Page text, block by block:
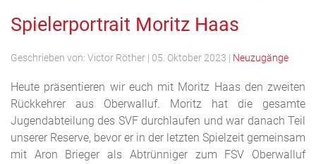
Spielerportrait Moritz Haas
Geschrieben von: Victor Röther | 05. Oktober 2023 | Neuzugänge
Heute präsentieren wir euch mit Moritz Haas den zweiten
Rückkehrer aus Oberwalluf. Moritz hat die gesamte
Jugendabteilung des SVF durchlaufen und war danach Teil
unserer Reserve, bevor er in der letzten Spielzeit gemeinsam
mit Aron Brieger als Abtrünniger zum FSV Oberwalluf